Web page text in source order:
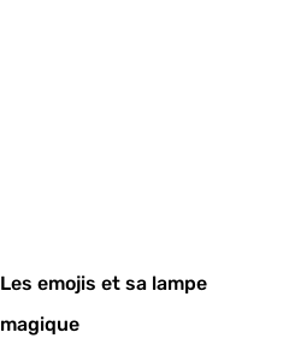
Les emojis et sa lampe
magique